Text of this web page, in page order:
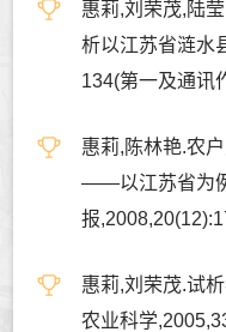
惠莉,刘荣茂,陆
析以江苏省涟水
134(第一及通讯
惠莉,陈林艳.农
——以江苏省为
报
惠莉,刘荣茂.试
农业科学